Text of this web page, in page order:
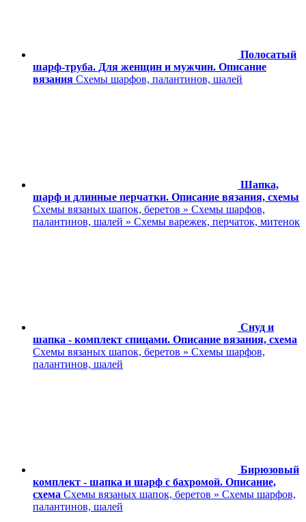
Полосатый
шарф-труба. Для женщин и мужчин. Описание
вязания Схемы шарфов, палантинов, шалей
Шапка,
шарф и длинные перчатки. Описание вязания, схемы
Схемы вязаных шапок, беретов » Схемы шарфов,
палантинов, шалей » Схемы варежек, перчаток, митенок
Снуд и
шапка - комплект спицами. Описание вязания, схема
Схемы вязаных шапок, беретов » Схемы шарфов,
палантинов, шалей
Бирюзовый
комплект - шапка и шарф с бахромой. Описание,
схема Схемы вязаных шапок, беретов » Схемы шарфов,
палантинов, шалей